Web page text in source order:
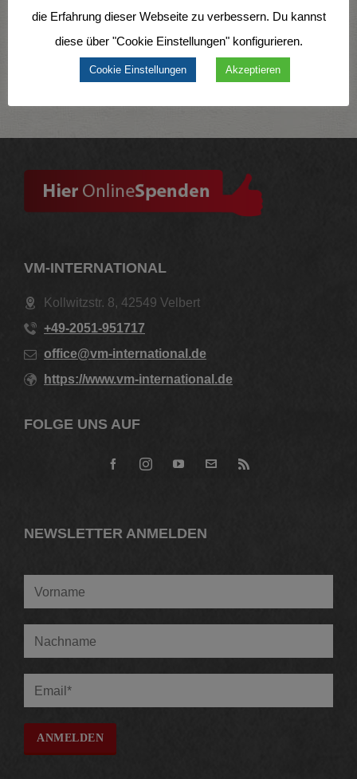
VM-INTERNATIONAL
Kollwitzstr. 8, 42549 Velbert
+49-2051-951717
office@vm-international.de
https://www.vm-international.de
FOLGE UNS AUF
NEWSLETTER ANMELDEN
die Erfahrung dieser Webseite zu verbessern. Du kannst
diese über "Cookie Einstellungen" konfigurieren.
Cookie Einstellungen Akzeptieren